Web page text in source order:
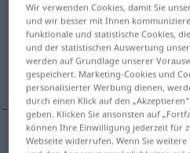
Übersicht aller
(Für mehr Details die Übersetzung
solitary
Wir verwenden Cookies, damit Sie
und wir besser mit Ihnen
funktionale und statistische Cookies,
und der statistischen Auswertung
werden auf Grundlage unserer
gespeichert. Marketing-Cookies und
personalisierter Werbung dienen,
durch einen Klick auf den
geben. Klicken Sie ansonsten auf
können Ihre Einwilligung jederzeit für
Webseite widerrufen. Wenn Sie